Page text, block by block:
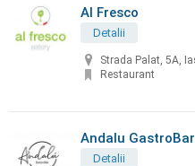
Al Fresco
Detalii
Strada Palat, 5A,
Restaurant
Andalu GastroBar
Detalii